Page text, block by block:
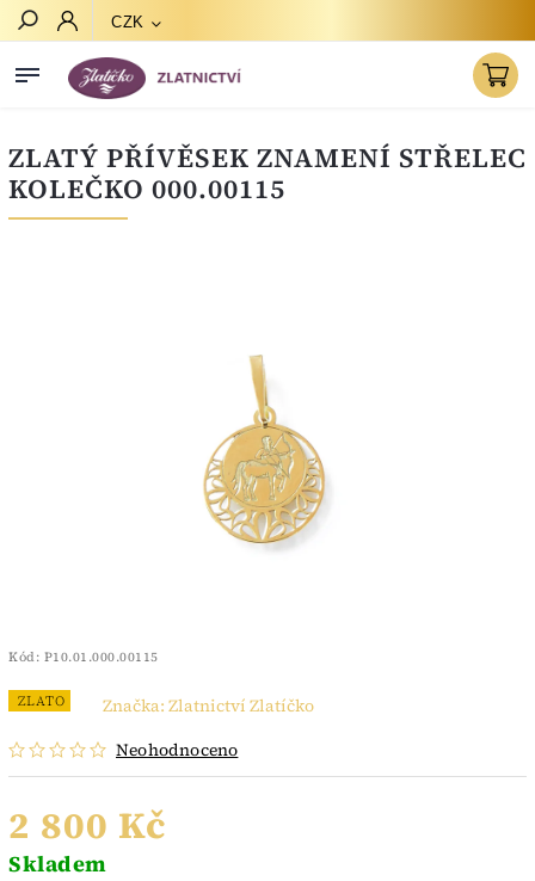
CZK
ZLATÝ PŘÍVĚSEK ZNAMENÍ STŘELEC
KOLEČKO 000.00115
Kód: P10.01.000.00115
ZLATO
Neohodnoceno
Značka: Zlatnictví Zlatíčko
2 800 Kč
Skladem